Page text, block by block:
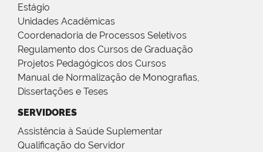
Estágio
Unidades Acadêmicas
Coordenadoria de Processos Seletivos
Regulamento dos Cursos de Graduação
Projetos Pedagógicos dos Cursos
Manual de Normalização de Monografias,
Dissertações e Teses
SERVIDORES
Assistência à Saúde Suplementar
Qualificação do Servidor